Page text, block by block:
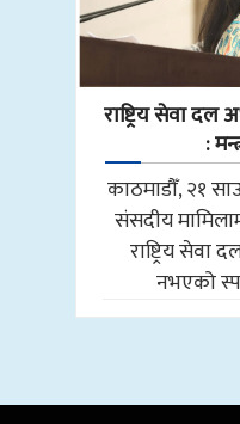
राष्ट्रिय सेवा
:
काठमाडौँ, २१
संसदीय
राष्ट्रिय सेवा
नभएको